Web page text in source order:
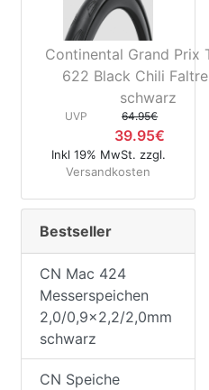
Continental Grand Prix
622 Black Chili
schwarz
UVP 64.95€
39.95€
Inkl 19% MwSt. zzgl.
Versandkosten
Bestseller
CN Mac 424
Messerspeichen
2,0/0,9x2,2/2,0mm
schwarz
CN Speiche